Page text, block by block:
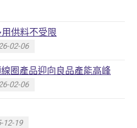
供料不受限
02-06
圈產品迎向良品產能高峰
02-06
12-19